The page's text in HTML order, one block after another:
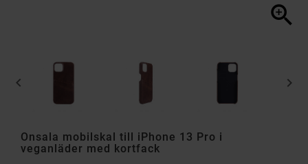

 
Onsala mobilskal till iPhone 13 Pro i
veganläder med kortfack